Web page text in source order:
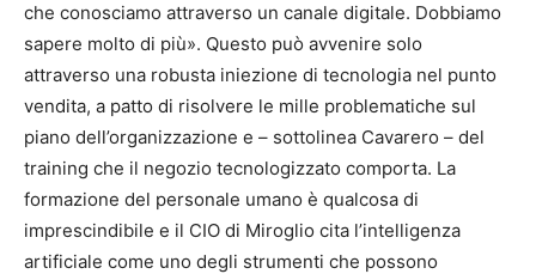
che conosciamo attraverso un canale digitale. Dobbiamo
sapere molto di più». Questo può avvenire solo
attraverso una robusta iniezione di tecnologia nel punto
vendita, a patto di risolvere le mille problematiche sul
piano dell’organizzazione e – sottolinea Cavarero – del
training che il negozio tecnologizzato comporta. La
formazione del personale umano è qualcosa di
imprescindibile e il CIO di Miroglio cita l’intelligenza
artificiale come uno degli strumenti che possono